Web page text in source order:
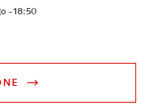
- 18:50